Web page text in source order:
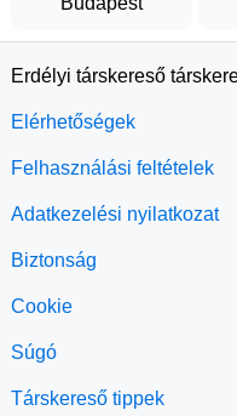
Erdélyi társkereső
Elérhetőségek
Felhasználási feltételek
Adatkezelési nyilatkozat
Biztonság
Cookie
Súgó
Társkereső tippek